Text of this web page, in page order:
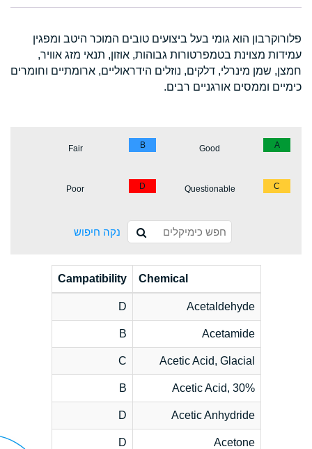
פלורוקרבון הוא גומי בעל ביצועים טובים המוכר היטב ומפגין
עמידות מצוינת בטמפרטורות גבוהות, אוזון, תנאי מזג אוויר,
חמצן, שמן מינרלי, דלקים, נוזלים הידראוליים, ארומתיים וחומרים
כימיים וממסים אורגניים רבים.
A
Good
B
Fair
C
Questionable
D
Poor
נקה חיפוש
Chemical
Campatibility
Acetaldehyde
D
Acetamide
B
Acetic Acid, Glacial
C
Acetic Acid, 30%
B
Acetic Anhydride
D
Acetone
D